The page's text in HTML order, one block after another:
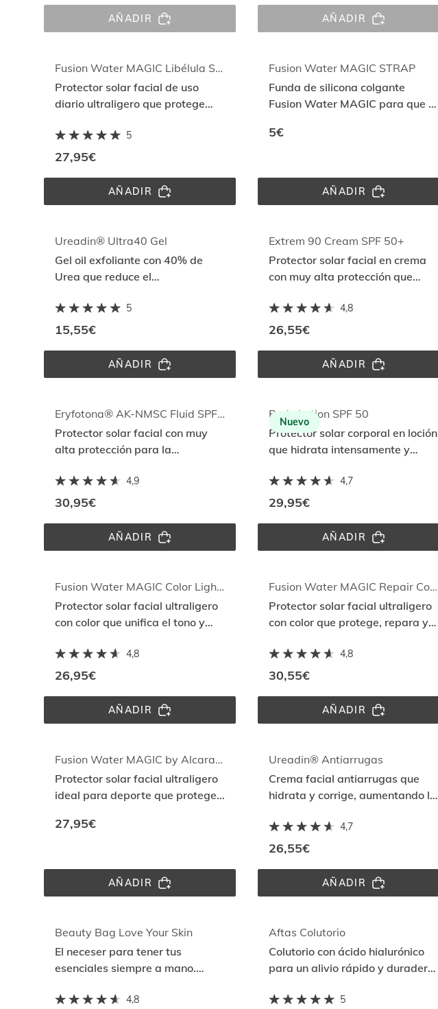
AÑADIRUREADIN®
ULTRA20
AÑADIRFUSION
WATER
ALCARAZ
50
Fusion Water MAGIC Libélula SPF 50
Protector solar facial de uso
diario ultraligero que protege
Spectrum
5
27,95€
AÑADIRFUSION
WATER
SPF
Fusion Water MAGIC STRAP
Funda de silicona colgante
Fusion Water MAGIC para que tu
5€
AÑADIRFUSION
WATER
Ureadin® Ultra40 Gel
Gel oil exfoliante con 40% de
Urea que reduce el
y uñas
5
15,55€
AÑADIRUREADIN®
ULTRA40
Extrem 90 Cream SPF 50+
Protector solar facial en crema
con muy alta protección que
resistente al agua
4,8
26,55€
AÑADIREXTREM
90
50+
Eryfotona® AK-NMSC Fluid SPF 100+
Protector solar facial con muy
alta protección para la
daño actínico con DNA
Repairsomes
4,9
30,95€
AÑADIRERYFOTONA®
AK-
SPF
Body Lotion SPF 50
Protector solar corporal en loción
que hidrata intensamente y
resistente al agua
4,7
29,95€
Nuevo
AÑADIRBODY
LOTION
Fusion Water MAGIC Color Light SPF 50
Protector solar facial ultraligero
con color que unifica el tono y
4,8
26,95€
AÑADIRFUSION
WATER
LIGHT
50
Fusion Water MAGIC Repair Color SPF 50
Protector solar facial ultraligero
con color que protege, repara y
Repairsomes 4,8
30,55€
AÑADIRFUSION
WATER
COLOR
SPF
50
Fusion Water MAGIC by Alcaraz SPF 50
Protector solar facial ultraligero
ideal para deporte que protege
27,95€
AÑADIRFUSION
WATER
ALCARAZ
50
Ureadin® Antiarrugas
Crema facial antiarrugas que
hidrata y corrige, aumentando la
4,7
26,55€
AÑADIRUREADIN®
ANTIARRUGAS
Beauty Bag Love Your Skin
El neceser para tener tus
esenciales siempre a mano.
100% de algodón
4,8
Aftas Colutorio
Colutorio con ácido hialurónico
para un alivio rápido y duradero
5